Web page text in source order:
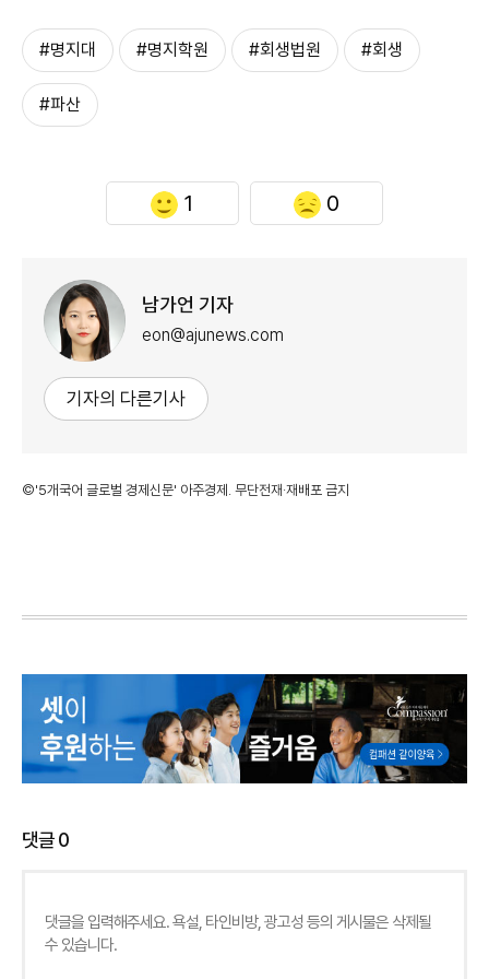
#명지대 #명지학원 #회생법원 #회생
#파산
1 0
남가언 기자
eon@ajunews.com
기자의 다른기사
©'5개국어 글로벌 경제신문' 아주경제. 무단전재·재배포 금지
댓글0